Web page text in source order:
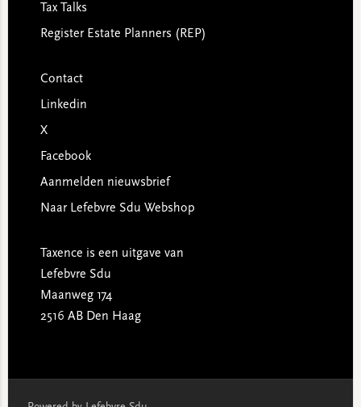
Tax Talks
Register Estate Planners (REP)
Contact
Linkedin
X
Facebook
Aanmelden nieuwsbrief
Naar Lefebvre Sdu Webshop
Taxence is een uitgave van
Lefebvre Sdu
Maanweg 174
2516 AB Den Haag